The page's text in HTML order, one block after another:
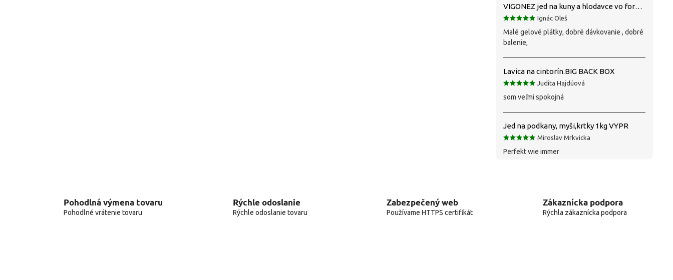
VIGONEZ jed na kuny a hlodavce vo forme pasty 1,5 kg
Ignác Oleš
Malé gelové plátky, dobré dávkovanie , dobré
balenie,
Lavica na cintorín.BIG BACK BOX
Judita Hajdúová
som veľmi spokojná
Jed na podkany, myši,krtky 1kg VYPR
Miroslav Mrkvicka
Perfekt wie immer
Pohodlná výmena tovaru
Pohodlné vrátenie tovaru
Rýchle odoslanie
Rýchle odoslanie tovaru
Zabezpečený web
Používame HTTPS certifikát
Zákaznícka podpora
Rýchla zákaznícka podpora